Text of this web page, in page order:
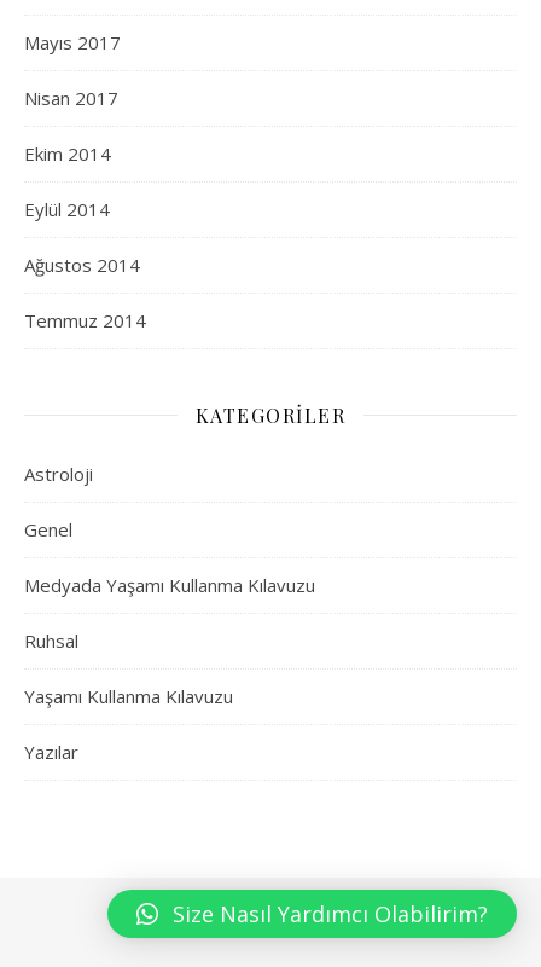
Mayıs 2017
Nisan 2017
Ekim 2014
Eylül 2014
Ağustos 2014
Temmuz 2014
KATEGORILER
Astroloji
Genel
Medyada Yaşamı Kullanma Kılavuzu
Ruhsal
Yaşamı Kullanma Kılavuzu
Yazılar
WP Royal tarafından Ashe teması.
Size Nasıl Yardımcı Olabilirim?